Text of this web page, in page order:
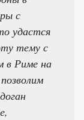
с
удастся
тему с
в Риме на